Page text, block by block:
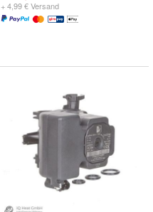
+ 4,99 € Versand